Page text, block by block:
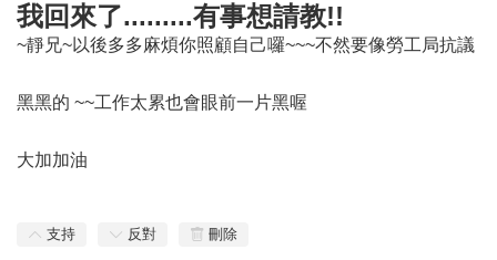
我回來了.........有事想請教!!
~靜兄~以後多多麻煩你照顧自己囉~~~不然要像勞工局抗議
黑黑的 ~~工作太累也會眼前一片黑喔
大加加油
支持 反對 刪除